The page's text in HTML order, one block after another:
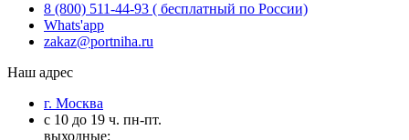
8 (800) 511-44-93 ( бесплатный по России)
Whats'app
zakaz@portniha.ru
Наш адрес
г. Москва
с 10 до 19 ч. пн-пт.
выходные: